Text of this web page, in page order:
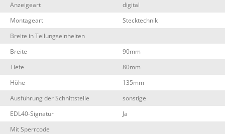
Anzeigeart
digital
Montageart
Stecktechnik
Breite in Teilungseinheiten
Breite
90mm
Tiefe
80mm
Höhe
135mm
Ausführung der Schnittstelle
sonstige
EDL40-Signatur
Ja
Mit Sperrcode